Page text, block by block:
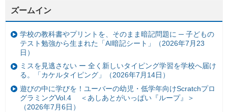
ズームイン
学校の教科書やプリントを、そのまま暗記問題に ─ 子どもの
テスト勉強から生まれた「AI暗記シート」（2026年7月23
日）
ミスを見逃さない ー 全く新しいタイピング学習を学校へ届け
る。「カケルタイピング」（2026年7月14日）
遊びの中に学びを！ユーバーの幼児・低学年向けScratchプロ
グラミングVol.4 ＜あしあとがいっぱい『ループ』＞
（2026年7月6日）